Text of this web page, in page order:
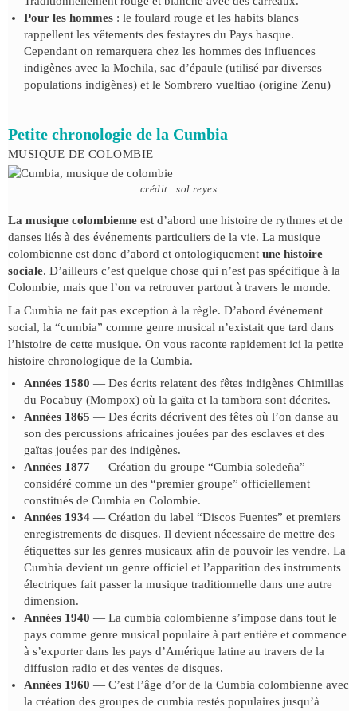
Pour les hommes : le foulard rouge et les habits blancs
rappellent les vêtements des festayres du Pays basque.
Cependant on remarquera chez les hommes des influences
indigènes avec la Mochila, sac d’épaule (utilisé par diverses
populations indigènes) et le Sombrero vueltiao (origine Zenu)
Petite chronologie de la Cumbia
MUSIQUE DE COLOMBIE
crédit : sol reyes
La musique colombienne est d’abord une histoire de rythmes et de
danses liés à des événements particuliers de la vie. La musique
colombienne est donc d’abord et ontologiquement une histoire
sociale. D’ailleurs c’est quelque chose qui n’est pas spécifique à la
Colombie, mais que l’on va retrouver partout à travers le monde.
La Cumbia ne fait pas exception à la règle. D’abord événement
social, la “cumbia” comme genre musical n’existait que tard dans
l’histoire de cette musique. On vous raconte rapidement ici la petite
histoire chronologique de la Cumbia.
Années 1580 — Des écrits relatent des fêtes indigènes Chimillas
du Pocabuy (Mompox) où la gaïta et la tambora sont décrites.
Années 1865 — Des écrits décrivent des fêtes où l’on danse au
son des percussions africaines jouées par des esclaves et des
gaïtas jouées par des indigènes.
Années 1877 — Création du groupe “Cumbia soledeña”
considéré comme un des “premier groupe” officiellement
constitués de Cumbia en Colombie.
Années 1934 — Création du label “Discos Fuentes” et premiers
enregistrements de disques. Il devient nécessaire de mettre des
étiquettes sur les genres musicaux afin de pouvoir les vendre. La
Cumbia devient un genre officiel et l’apparition des instruments
électriques fait passer la musique traditionnelle dans une autre
dimension.
Années 1940 — La cumbia colombienne s’impose dans tout le
pays comme genre musical populaire à part entière et commence
à s’exporter dans les pays d’Amérique latine au travers de la
diffusion radio et des ventes de disques.
Années 1960 — C’est l’âge d’or de la Cumbia colombienne avec
la création des groupes de cumbia restés populaires jusqu’à